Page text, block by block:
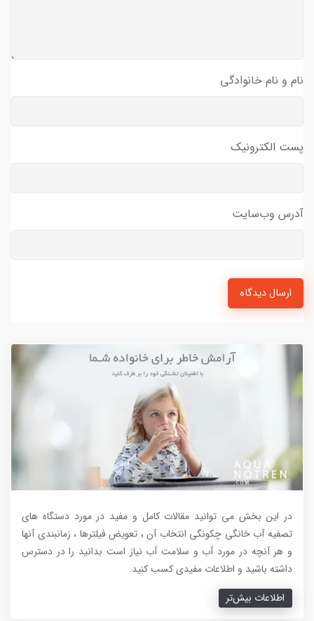
نام و نام خانوادگی
پست الکترونیک
آدرس وب‌سایت
ارسال دیدگاه
در این بخش می توانید مقالات کامل و مفید در مورد دستگاه های
تصفیه آب خانگی چکونگی انتخاب آن ، تعویض فیلترها ، زمانبندی آنها
و هر آنچه در مورد آب و سلامت آب نیاز است بدانید را در دسترس
داشته باشید و اطلاعات مفیدی کسب کنید.
اطلاعات بیش‌تر